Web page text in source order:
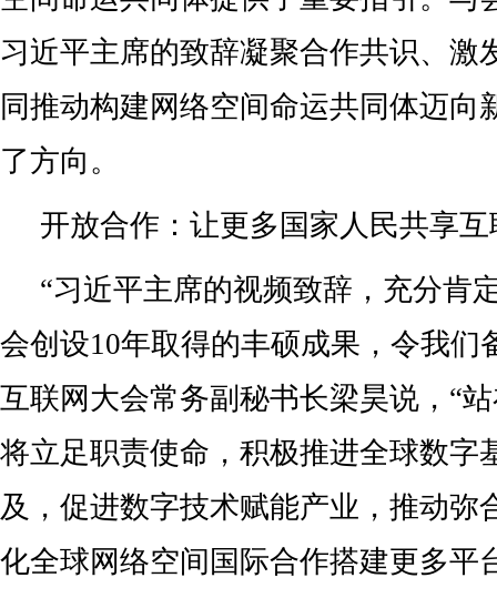
习近平主席的致辞凝聚合作共识、激
同推动构建网络空间命运共同体迈向
了方向。
开放合作：让更多国家人民共享
“习近平主席的视频致辞，充分肯
会创设10年取得的丰硕成果，令我们
互联网大会常务副秘书长梁昊说，“
将立足职责使命，积极推进全球数字
及，促进数字技术赋能产业，推动弥
化全球网络空间国际合作搭建更多平